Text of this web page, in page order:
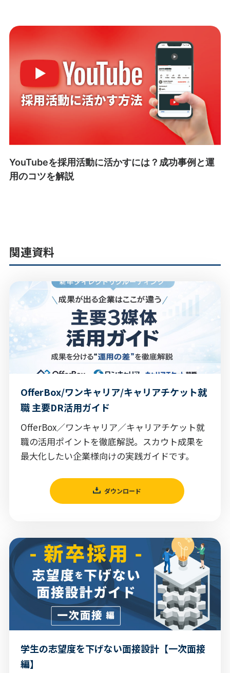
関連資料
OfferBox/ワンキャリア/キャリアチケット就
職 主要DR活用ガイド
OfferBox／ワンキャリア／キャリアチケット就
職の活用ポイントを徹底解説。スカウト成果を
最大化したい企業様向けの実践ガイドです。
ダウンロード
学生の志望度を下げない面接設計【一次面接
編】